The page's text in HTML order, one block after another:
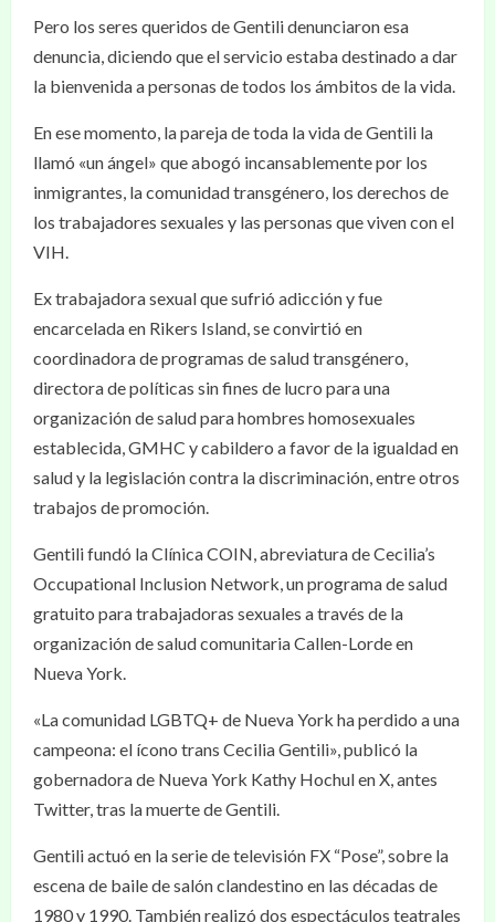
Pero los seres queridos de Gentili denunciaron esa
denuncia, diciendo que el servicio estaba destinado a dar
la bienvenida a personas de todos los ámbitos de la vida.
En ese momento, la pareja de toda la vida de Gentili la
llamó «un ángel» que abogó incansablemente por los
inmigrantes, la comunidad transgénero, los derechos de
los trabajadores sexuales y las personas que viven con el
VIH.
Ex trabajadora sexual que sufrió adicción y fue
encarcelada en Rikers Island, se convirtió en
coordinadora de programas de salud transgénero,
directora de políticas sin fines de lucro para una
organización de salud para hombres homosexuales
establecida, GMHC y cabildero a favor de la igualdad en
salud y la legislación contra la discriminación, entre otros
trabajos de promoción.
Gentili fundó la Clínica COIN, abreviatura de Cecilia’s
Occupational Inclusion Network, un programa de salud
gratuito para trabajadoras sexuales a través de la
organización de salud comunitaria Callen-Lorde en
Nueva York.
«La comunidad LGBTQ+ de Nueva York ha perdido a una
campeona: el ícono trans Cecilia Gentili», publicó la
gobernadora de Nueva York Kathy Hochul en X, antes
Twitter, tras la muerte de Gentili.
Gentili actuó en la serie de televisión FX “Pose”, sobre la
escena de baile de salón clandestino en las décadas de
1980 y 1990. También realizó dos espectáculos teatrales